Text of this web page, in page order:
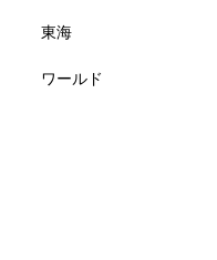
東海
ワールド